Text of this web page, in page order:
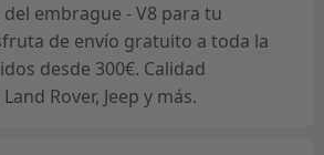
embrague - V8 para tu
de envío gratuito a toda la
desde 300€. Calidad
Rover, Jeep y más.